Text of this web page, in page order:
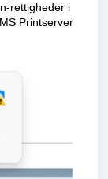
rettigheder i
Printserver